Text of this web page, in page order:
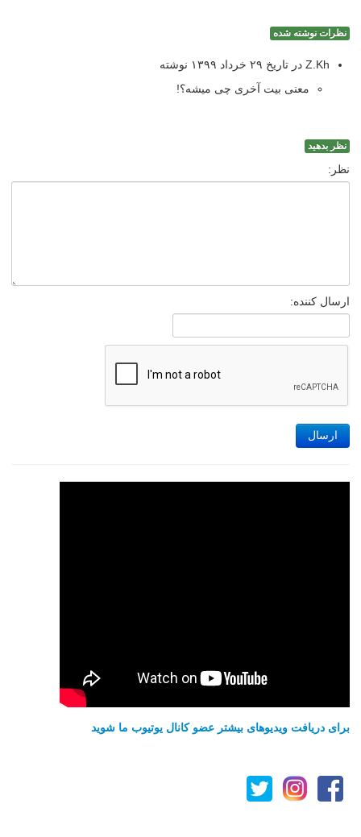
نظرات نوشته شده
Z.Kh در تاریخ ۲۹ خرداد ۱۳۹۹ نوشته
معنی بیت آخری چی میشه؟!
نظر بدهید
نظر:
ارسال کننده:
ارسال
برای دریافت ویدیوهای بیشتر عضو کانال یوتیوب ما شوید